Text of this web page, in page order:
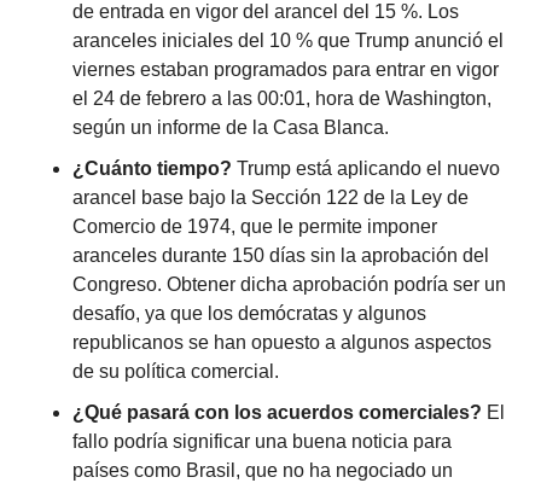
de entrada en vigor del arancel del 15 %. Los
aranceles iniciales del 10 % que Trump anunció el
viernes estaban programados para entrar en vigor
el 24 de febrero a las 00:01, hora de Washington,
según un informe de la Casa Blanca.
¿Cuánto tiempo? Trump está aplicando el nuevo
arancel base bajo la Sección 122 de la Ley de
Comercio de 1974, que le permite imponer
aranceles durante 150 días sin la aprobación del
Congreso. Obtener dicha aprobación podría ser un
desafío, ya que los demócratas y algunos
republicanos se han opuesto a algunos aspectos
de su política comercial.
¿Qué pasará con los acuerdos comerciales? El
fallo podría significar una buena noticia para
países como Brasil, que no ha negociado un